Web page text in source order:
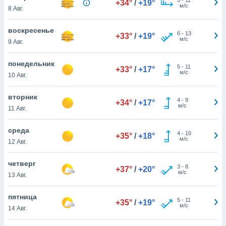
действия
рекламу
нашей
cookie
cookie
в
нашего
8 Авг.
+34° / +19°
м/с
воскресенье
9 Авг.
+33° / +19° 6- 13
м/с
понедельник
10 Авг.
+33° / +17° 5- 11
м/с
вторник
11 Авг.
+34° / +17° 4- 9
м/с
среда
12 Авг.
+35° / +18° 4- 10
м/с
четверг
13 Авг.
+37° / +20° 3- 8
м/с
пятница
14 Авг.
+35° / +19° 5- 11
м/с